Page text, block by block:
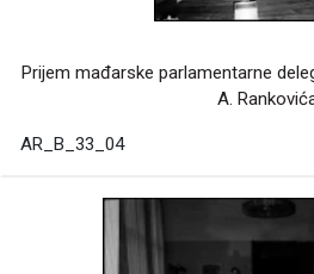
Prijem mađarske parlamentarne
A.
AR_B_33_04